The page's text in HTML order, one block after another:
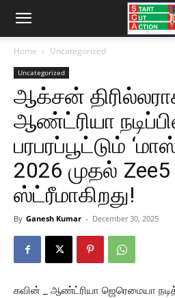
Home Uncategorized
Uncategorized
ஆக்சன்
ஆண்ட்ரியா
பரபரப்பூட்டும்
2026 முதல்
ஸ்ட்ரீமாகிறது!
By Ganesh Kumar - December 30, 2025
கவின் _ ஆண்ட்ரியா ஜெரெமையா